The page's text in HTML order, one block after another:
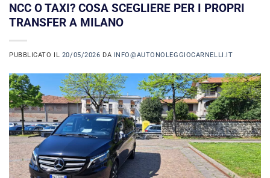
NCC O TAXI? COSA SCEGLIERE PER I PROPRI
TRANSFER A MILANO
PUBBLICATO IL 20/05/2026 DA INFO@AUTONOLEGGIOCARNELLI.IT